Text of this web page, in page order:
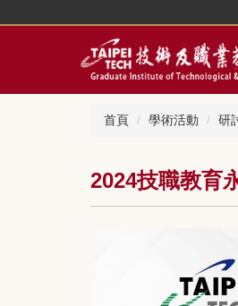
首頁 學術活動 研
2024技職教育